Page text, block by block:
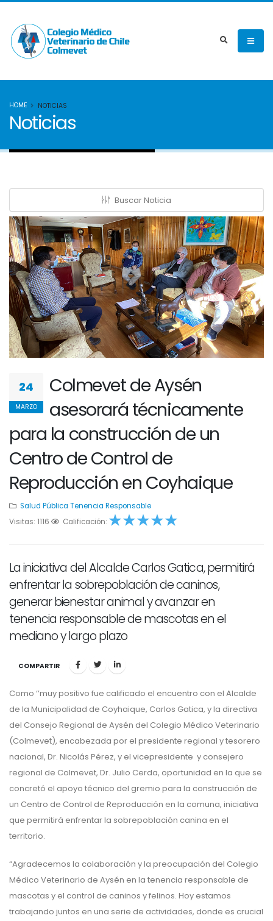
HOME NOTICIAS
Noticias
Buscar Noticia
24
MARZO
Colmevet de Aysén
asesorará técnicamente
para la construcción de un
Centro de Control de
Reproducción en Coyhaique
Salud Pública Tenencia Responsable
Visitas: 1116
Calificación:
1 2 3 4 5
La iniciativa del Alcalde Carlos Gatica, permitirá
enfrentar la sobrepoblación de caninos,
generar bienestar animal y avanzar en
tenencia responsable de mascotas en el
mediano y largo plazo
COMPARTIR
Como ‘’muy positivo fue calificado el encuentro con el Alcalde
de la Municipalidad de Coyhaique, Carlos Gatica, y la directiva
del Consejo Regional de Aysén del Colegio Médico Veterinario
(Colmevet), encabezada por el presidente regional y tesorero
nacional, Dr. Nicolás Pérez, y el vicepresidente y consejero
regional de Colmevet, Dr. Julio Cerda, oportunidad en la que se
concretó el apoyo técnico del gremio para la construcción de
un Centro de Control de Reproducción en la comuna, iniciativa
que permitirá enfrentar la sobrepoblación canina en el
territorio.
“Agradecemos la colaboración y la preocupación del Colegio
Médico Veterinario de Aysén en la tenencia responsable de
mascotas y el control de caninos y felinos. Hoy estamos
trabajando juntos en una serie de actividades, donde es crucial